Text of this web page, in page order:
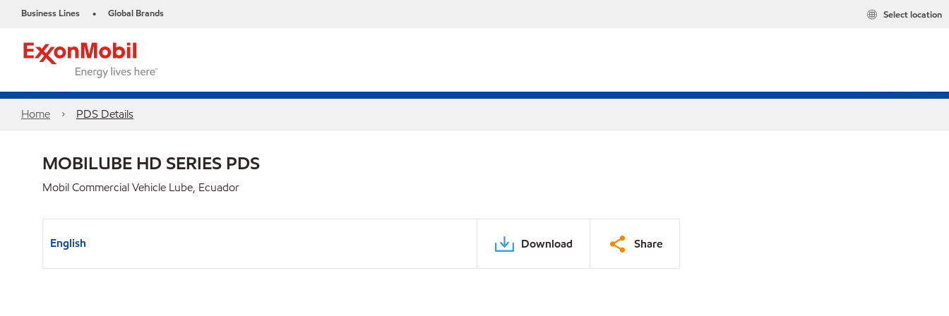
Business Lines • Global Brands Select location
Home PDS Details
MOBILUBE HD SERIES PDS
Mobil Commercial Vehicle Lube, Ecuador
English Download Share